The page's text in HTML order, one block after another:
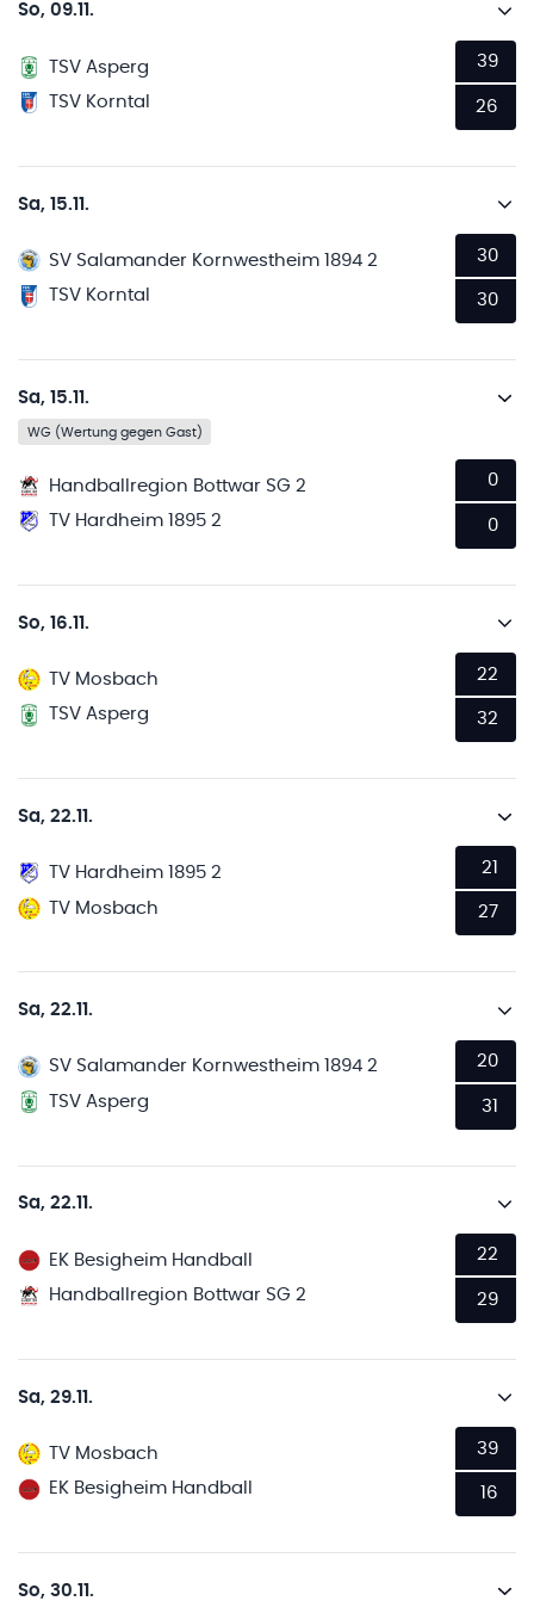
So, 09.11.
TSV Asperg
TSV Korntal
39
26
Sa, 15.11.
SV Salamander Kornwestheim 1894 2
TSV Korntal
30
30
Sa, 15.11.
WG (Wertung gegen Gast)
Handballregion Bottwar SG 2
TV Hardheim 1895 2
0
0
So, 16.11.
TV Mosbach
TSV Asperg
22
32
Sa, 22.11.
TV Hardheim 1895 2
TV Mosbach
21
27
Sa, 22.11.
SV Salamander Kornwestheim 1894 2
TSV Asperg
20
31
Sa, 22.11.
EK Besigheim Handball
Handballregion Bottwar SG 2
22
29
Sa, 29.11.
TV Mosbach
EK Besigheim Handball
39
16
So, 30.11.